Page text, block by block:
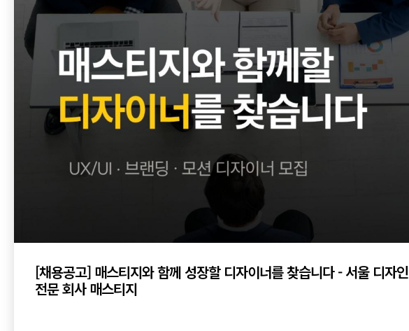
[채용공고] 매스티지와 함께 성장할 디자이너를 찾습니다 - 서울 디자인
전문 회사 매스티지